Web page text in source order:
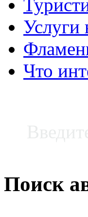
Услуги
Что
Поиск